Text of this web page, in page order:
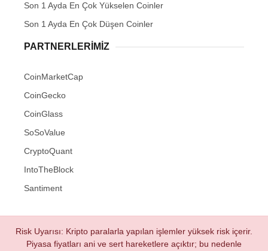
Son 1 Ayda En Çok Yükselen Coinler
Son 1 Ayda En Çok Düşen Coinler
PARTNERLERIMIZ
CoinMarketCap
CoinGecko
CoinGlass
SoSoValue
CryptoQuant
IntoTheBlock
Santiment
Risk Uyarısı: Kripto paralarla yapılan işlemler yüksek risk içerir.
Piyasa fiyatları ani ve sert hareketlere açıktır; bu nedenle